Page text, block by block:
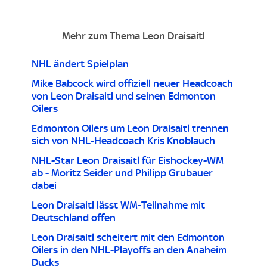
Mehr zum Thema Leon Draisaitl
NHL ändert Spielplan
Mike Babcock wird offiziell neuer Headcoach
von Leon Draisaitl und seinen Edmonton
Oilers
Edmonton Oilers um Leon Draisaitl trennen
sich von NHL-Headcoach Kris Knoblauch
NHL-Star Leon Draisaitl für Eishockey-WM
ab - Moritz Seider und Philipp Grubauer
dabei
Leon Draisaitl lässt WM-Teilnahme mit
Deutschland offen
Leon Draisaitl scheitert mit den Edmonton
Oilers in den NHL-Playoffs an den Anaheim
Ducks